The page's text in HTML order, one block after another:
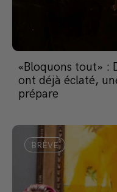
«Bloquons tout» :
ont déjà éclaté,
prépare
BRÈVE